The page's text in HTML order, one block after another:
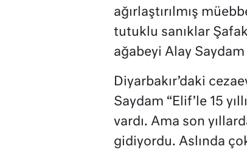
ağırlaştırılmış
tutuklu sanıklar
ağabeyi Alay Saydam
Diyarbakır’daki
Saydam “Elif’le 15
vardı. Ama son
gidiyordu. Aslında